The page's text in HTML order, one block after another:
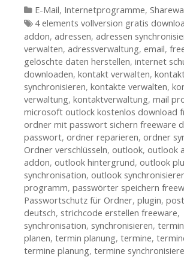
Kategorien
E-Mail, Internetprogramme,
Tags
4 elements vollversion gratis
addon, adressen, adressen
verwalten, adressverwaltung, email,
gelöschte daten herstellen, internet
downloaden, kontakt verwalten,
synchronisieren, kontakte verwalten,
verwaltung, kontaktverwaltung, mail
microsoft outlock kostenlos download
ordner mit passwort sichern freeware
passwort, ordner reparieren, ordner
Ordner verschlüsseln, outlook, outlook
addon, outlook hintergrund, outlook
synchronisation, outlook
programm, passwörter speichern
Passwortschutz für Ordner, plugin,
deutsch, strichcode erstellen freeware,
synchronisation, synchronisieren, termin
planen, termin planung, termine,
termine planung, termine